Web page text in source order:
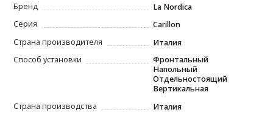
Бренд
La Nordica
Серия
Carillon
Страна производителя
Италия
Способ установки
Фронтальный
Напольный
Отдельностоящий
Вертикальная
Страна производства
Италия